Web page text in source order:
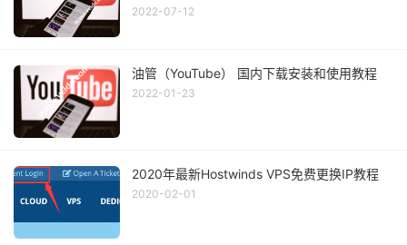
2022-07-12
油管（YouTube） 国内下载安装和使用教程
2022-01-23
2020年最新Hostwinds VPS免费更换IP教程
2020-02-01